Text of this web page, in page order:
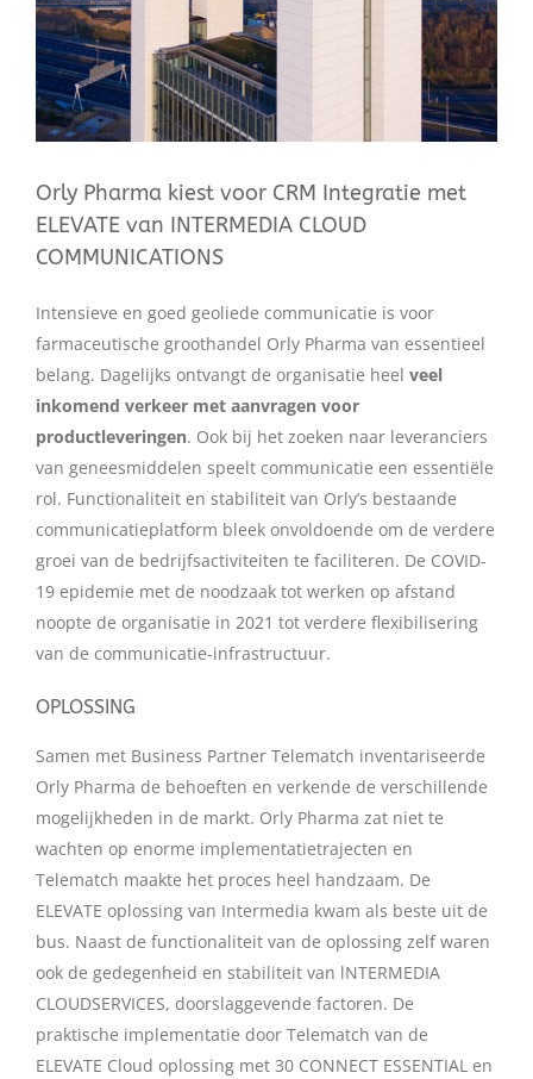
Orly Pharma kiest voor CRM Integratie met
ELEVATE van INTERMEDIA CLOUD
COMMUNICATIONS
Intensieve en goed geoliede communicatie is voor
farmaceutische groothandel Orly Pharma van essentieel
belang. Dagelijks ontvangt de organisatie heel veel
inkomend verkeer met aanvragen voor
productleveringen. Ook bij het zoeken naar leveranciers
van geneesmiddelen speelt communicatie een essentiële
rol. Functionaliteit en stabiliteit van Orly’s bestaande
communicatieplatform bleek onvoldoende om de verdere
groei van de bedrijfsactiviteiten te faciliteren. De COVID-
19 epidemie met de noodzaak tot werken op afstand
noopte de organisatie in 2021 tot verdere flexibilisering
van de communicatie-infrastructuur.
OPLOSSING
Samen met Business Partner Telematch inventariseerde
Orly Pharma de behoeften en verkende de verschillende
mogelijkheden in de markt. Orly Pharma zat niet te
wachten op enorme implementatietrajecten en
Telematch maakte het proces heel handzaam. De
ELEVATE oplossing van Intermedia kwam als beste uit de
bus. Naast de functionaliteit van de oplossing zelf waren
ook de gedegenheid en stabiliteit van lNTERMEDIA
CLOUDSERVICES, doorslaggevende factoren. De
praktische implementatie door Telematch van de
ELEVATE Cloud oplossing met 30 CONNECT ESSENTIAL en